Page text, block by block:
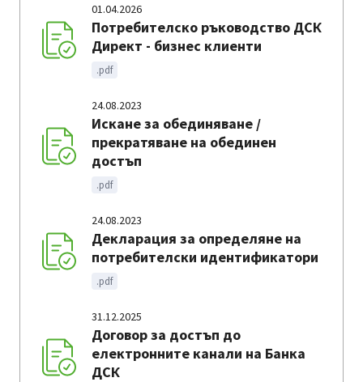
01.04.2026
Потребителско ръководство ДСК
Директ - бизнес клиенти
.pdf
24.08.2023
Искане за обединяване /
прекратяване на обединен
достъп
.pdf
24.08.2023
Декларация за определяне на
потребителски идентификатори
.pdf
31.12.2025
Договор за достъп до
електронните канали на Банка
ДСК